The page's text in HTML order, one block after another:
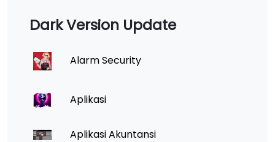
Dark Version Update
Alarm Security
Aplikasi
Aplikasi Akuntansi